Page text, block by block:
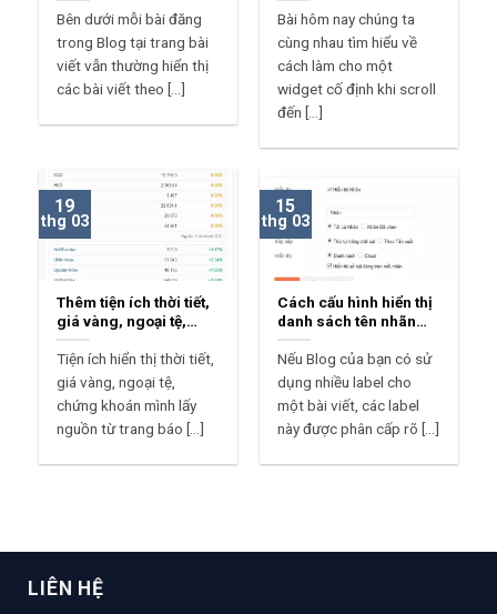
Blog
Bên dưới mỗi bài đăng
trong Blog tại trang bài
viết vẫn thường hiển thị
các bài viết theo [...]
Bài hôm nay chúng ta
cùng nhau tìm hiểu về
cách làm cho một
widget cố định khi scroll
đến [...]
Thêm tiện ích thời tiết,
giá vàng, ngoại tệ,
chứng khoán vào
blogspot
Tiện ích hiển thị thời tiết,
giá vàng, ngoại tệ,
chứng khoán mình lấy
nguồn từ trang báo [...]
19
thg 03
Cách cấu hình hiển thị
danh sách tên nhãn
trong widget Label
theo dạng phân cấp
Nếu Blog của bạn có sử
dụng nhiều label cho
một bài viết, các label
này được phân cấp rõ [...]
15
thg 03
LIÊN HỆ